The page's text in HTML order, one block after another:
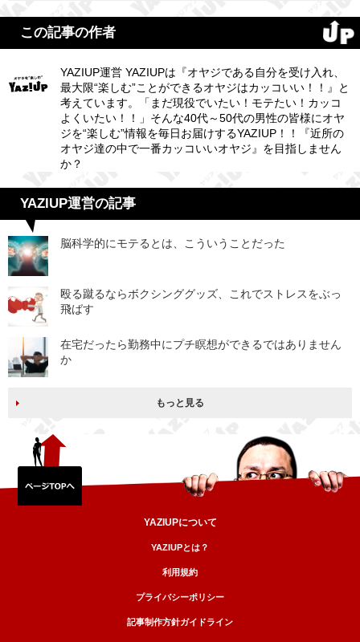
この記事の作者
YAZIUP運営 YAZIUPは『オヤジである自分を受け入れ、
最大限“楽しむ”ことができるオヤジはカッコいい！！』と
考えています。「まだ現役でいたい！モテたい！カッコ
よくいたい！！」そんな40代～50代の男性の皆様にオヤ
ジを“楽しむ”情報を毎日お届けするYAZIUP！！『近所の
オヤジ達の中で一番カッコいいオヤジ』を目指しません
か？
YAZIUP運営の記事
脳科学的にモテるとは、こういうことだった
殴る蹴るならボクシンググッズ、これでストレスをぶっ
飛ばす
在宅だったら勤務中にプチ瞑想ができるではありません
か
もっと見る
YAZIUPについて
YAZIUPとは？
利用規約
プライバシーポリシー
記事制作方針ガイドライン